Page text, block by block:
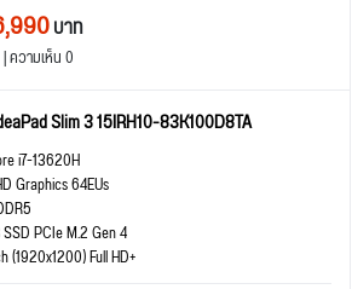
บาท
ความเห็น 0
Slim 3 15IRH10-83K100D8TA
i7-13620H
Graphics 64EUs
PCIe M.2 Gen 4
(1920x1200) Full HD+